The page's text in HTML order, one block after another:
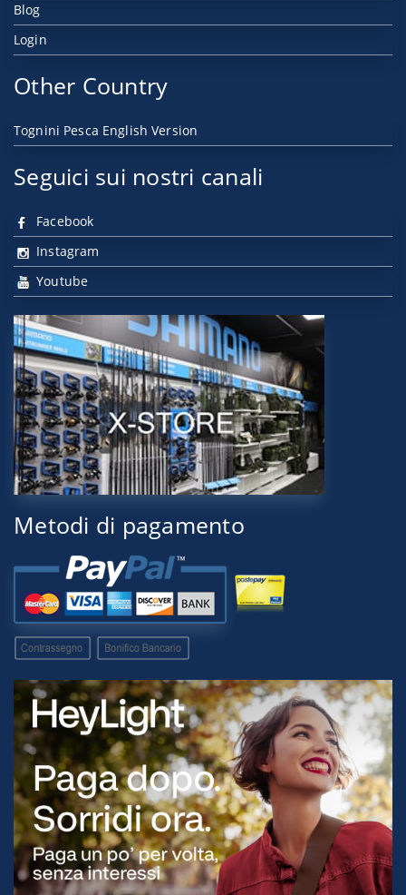
Blog
Login
Other Country
Tognini Pesca English Version
Seguici sui nostri canali
Facebook
Instagram
Youtube
Metodi di pagamento